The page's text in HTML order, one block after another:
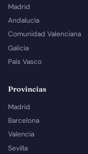
Madrid
Andalucía
Comunidad Valenciana
Galicia
País Vasco
Provincias
Madrid
Barcelona
Valencia
Sevilla